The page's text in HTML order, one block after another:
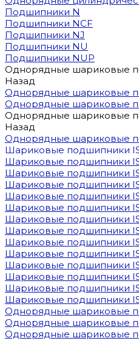
Подшипники N
Подшипники NCF
Подшипники NJ
Подшипники NU
Подшипники NUP
Однорядные шариковые
Назад
Однорядные шариковые
Однорядные шариковые
Однорядные шариковые
Назад
Однорядные шариковые
Шариковые подшипники
Шариковые подшипники
Шариковые подшипники
Шариковые подшипники
Шариковые подшипники
Шариковые подшипники
Шариковые подшипники
Шариковые подшипники
Шариковые подшипники
Шариковые подшипники
Шариковые подшипники
Шариковые подшипники
Шариковые подшипники
Шариковые подшипники
Однорядные шариковые
Однорядные шариковые
Однорядные шариковые